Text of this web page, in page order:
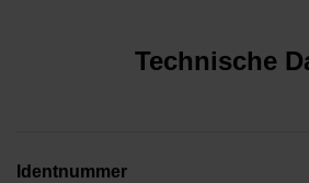
Technische
Identnummer